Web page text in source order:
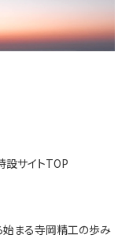
サイトTOP
始まる寺岡精工の歩み